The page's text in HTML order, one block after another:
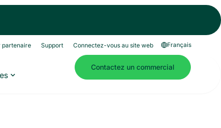
partenaire Support Connectez-vous au site web Français
Contactez un commercial